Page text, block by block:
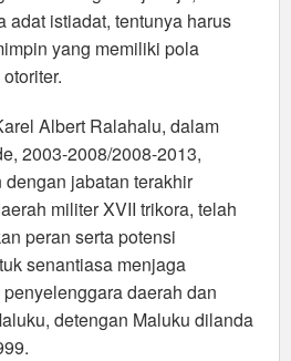
adat istiadat, tentunya harus
yang memiliki pola
Albert Ralahalu, dalam
2003-2008/2008-2013,
jabatan terakhir
militer XVII trikora, telah
peran serta potensi
senantiasa menjaga
daerah dan
detengan Maluku dilanda